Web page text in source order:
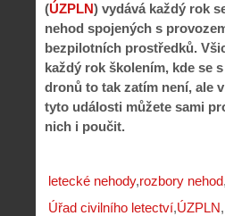
(ÚZPLN) vydává každý rok
nehod spojených s
bezpilotních prostředků.
každý rok školením, kde se
dronů to tak zatím není, ale
tyto události můžete sami
nich i poučit.
letecké nehody rozbory nehod
Úřad civilního letectví ÚZPLN